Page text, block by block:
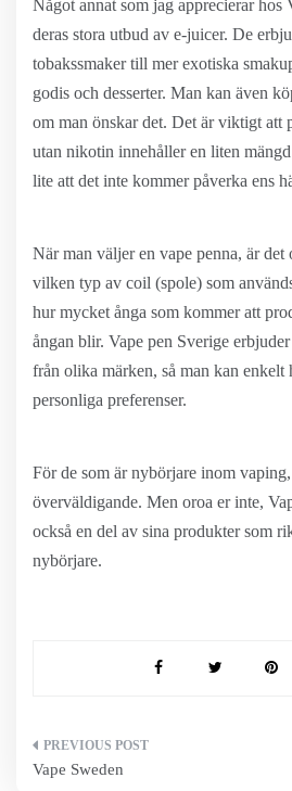
Något annat som jag apprecierar hos
deras stora utbud av e-juicer. De
tobakssmaker till mer exotiska
godis och desserter. Man kan även
om man önskar det. Det är viktigt att
utan nikotin innehåller en liten
lite att det inte kommer påverka ens
När man väljer en vape penna, är
vilken typ av coil (spole) som
hur mycket ånga som kommer att
ångan blir. Vape pen Sverige
från olika märken, så man kan enkelt
personliga preferenser.
För de som är nybörjare inom
överväldigande. Men oroa er inte,
också en del av sina produkter som
nybörjare.
Inläggsnavigering
Vape Sweden